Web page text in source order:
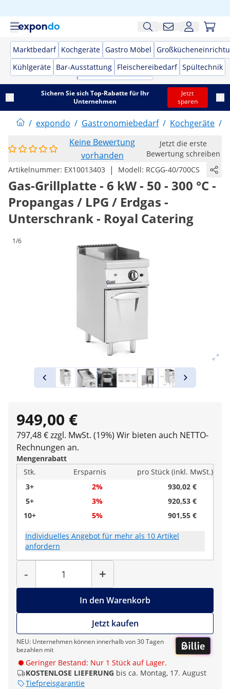
Marktbedarf Kochgeräte Gastro Möbel
Kühlgeräte Bar-Ausstattung Fleischereibedarf Spültechnik
Sichern Sie sich Top-Rabatte für Ihr
Unternehmen
Jetzt
sparen
/ expondo / Gastronomiebedarf / Kochgeräte /
Keine Bewertung
vorhanden
Jetzt die erste
Bewertung schreiben
Artikelnummer: EX10013403 | Modell: RCGG-40/700CS
Gas-Grillplatte - 6 kW - 50 - 300 °C -
Propangas / LPG / Erdgas -
Unterschrank - Royal Catering
1/6
949,00 €
797,48 € zzgl. MwSt. (19%) Wir bieten auch NETTO-
Rechnungen an.
Mengenrabatt
Stk.
Ersparnis
pro Stück (inkl. MwSt.)
3+
2%
930,02 €
5+
3%
920,53 €
10+
5% 901,55 €
Individuelles Angebot für mehr als 10 Artikel
anfordern
-
Menge
+
In den Warenkorb
Jetzt kaufen
NEU: Unternehmen können innerhalb von 30 Tagen
bezahlen mit
Geringer Bestand: Nur 1 Stück auf Lager.
KOSTENLOSE LIEFERUNG bis ca. Montag, 17. August
Tiefpreisgarantie